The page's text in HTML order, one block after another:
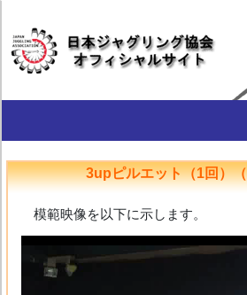
3upピルエット（1回）
模範映像を以下に示します。